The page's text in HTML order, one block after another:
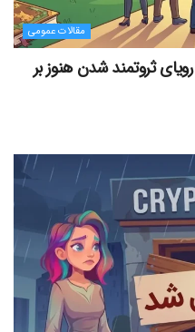
مقالات عمومی
چرا رویای ثروتمند شدن هنوز بر